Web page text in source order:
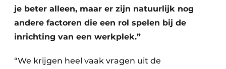
Contact
Evenementen
je beter alleen, maar er zijn natuurlijk nog
andere factoren die een rol spelen bij de
inrichting van een werkplek.”
“We krijgen heel vaak vragen uit de